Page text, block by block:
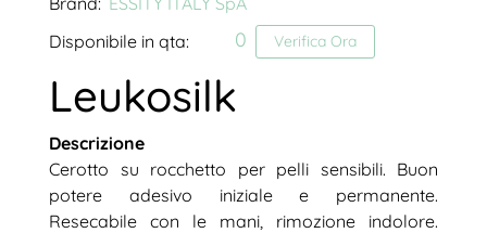
Disponibile in qta:
Verifica Ora
0
Leukosilk
Descrizione
Cerotto su rocchetto per pelli sensibili. Buon
potere adesivo iniziale e permanente.
Resecabile con le mani, rimozione indolore.